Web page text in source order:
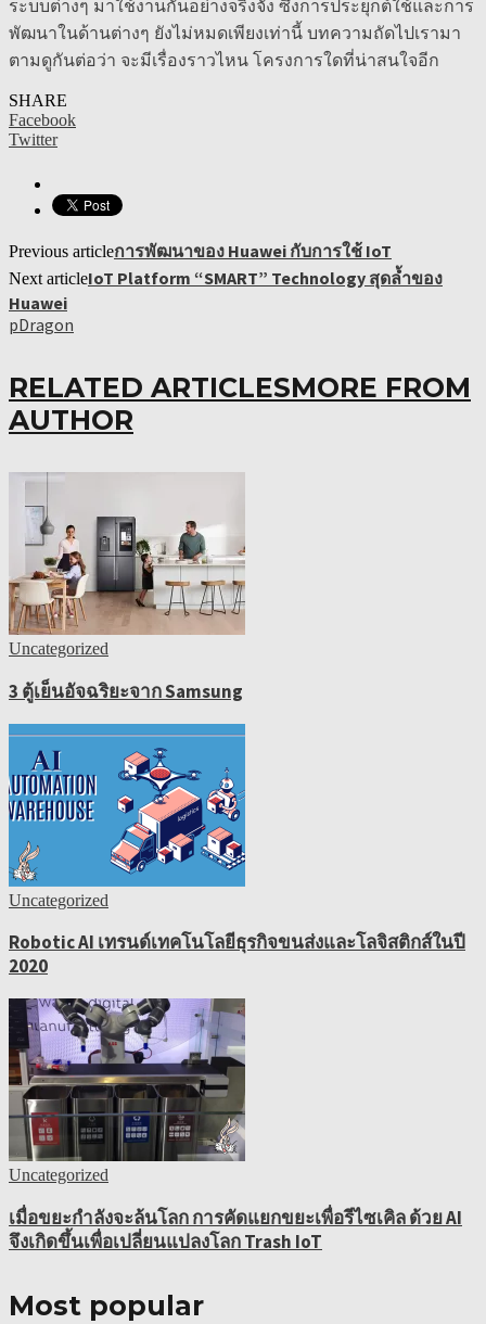
ระบบต่างๆ มาใช้งานกันอย่างจริงจัง ซึ่งการประยุกต์ใช้และการ
พัฒนาในด้านต่างๆ ยังไม่หมดเพียงเท่านี้ บทความถัดไปเรามา
ตามดูกันต่อว่า จะมีเรื่องราวไหน โครงการใดที่น่าสนใจอีก
SHARE
Facebook
Twitter
Previous articleการพัฒนาของ Huawei กับการใช้ IoT
Next articleIoT Platform “SMART” Technology สุดล้ำของ
Huawei
pDragon
RELATED ARTICLESMORE FROM
AUTHOR
Uncategorized
3 ตู้เย็นอัจฉริยะจาก Samsung
Uncategorized
Robotic AI เทรนด์เทคโนโลยีธุรกิจขนส่งและโลจิสติกส์ในปี
2020
Uncategorized
เมื่อขยะกำลังจะล้นโลก การคัดแยกขยะเพื่อรีไซเคิล ด้วย AI
จึงเกิดขึ้นเพื่อเปลี่ยนแปลงโลก Trash IoT
Most popular